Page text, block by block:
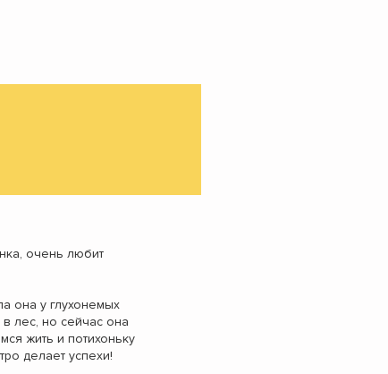
очень любит
она у глухонемых
лес, но сейчас она
жить и потихоньку
делает успехи!